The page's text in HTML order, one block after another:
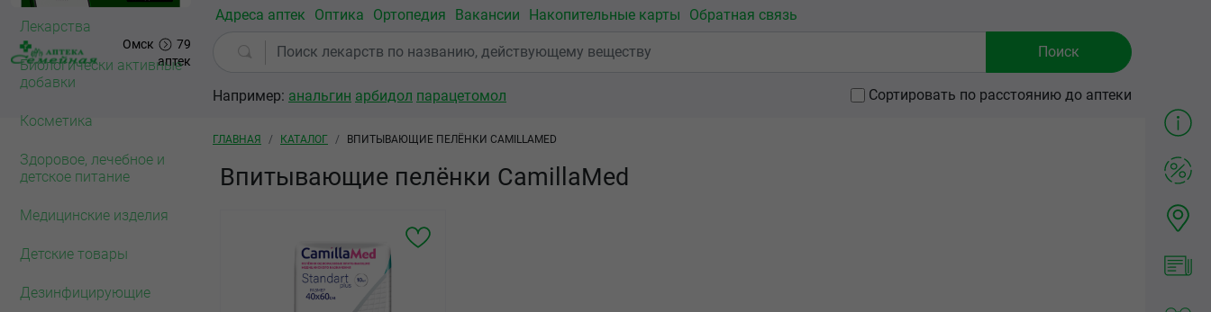
Перейти к основному содержанию
Омск
79
аптек
Адреса аптек Оптика Ортопедия Вакансии Накопительные карты Обратная связь
Например: анальгин арбидол парацетомол Сортировать по расстоянию до аптеки
Лекарства
Биологически активные
добавки
Косметика
Здоровое, лечебное и
детское питание
Медицинские изделия
Детские товары
Дезинфицирующие
Строка навигации
ГЛАВНАЯ КАТАЛОГ ВПИТЫВАЮЩИЕ ПЕЛЁНКИ CAMILLAMED
Впитывающие пелёнки CamillaMed